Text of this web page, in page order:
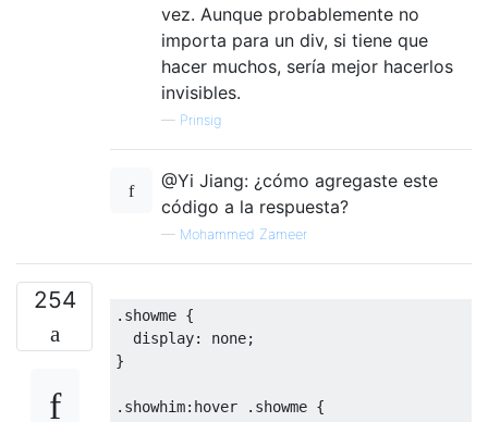
vez. Aunque probablemente no
importa para un div, si tiene que
hacer muchos, sería mejor hacerlos
invisibles.
— Prinsig
@Yi Jiang: ¿cómo agregaste este
código a la respuesta?
— Mohammed Zameer
254
. showme {
display: none;
}
. showhim: hover . showme {